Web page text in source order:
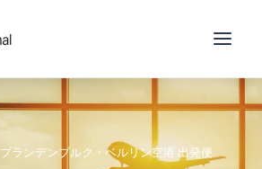
ブランデンブルク・ベルリン空港 出発便